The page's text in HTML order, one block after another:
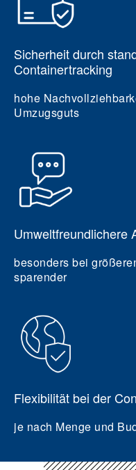
Sicherheit durch
Containertracking
hohe
Umzugsguts
Umweltfreundlichere
besonders bei
sparender
Flexibilität bei der
je nach Menge und